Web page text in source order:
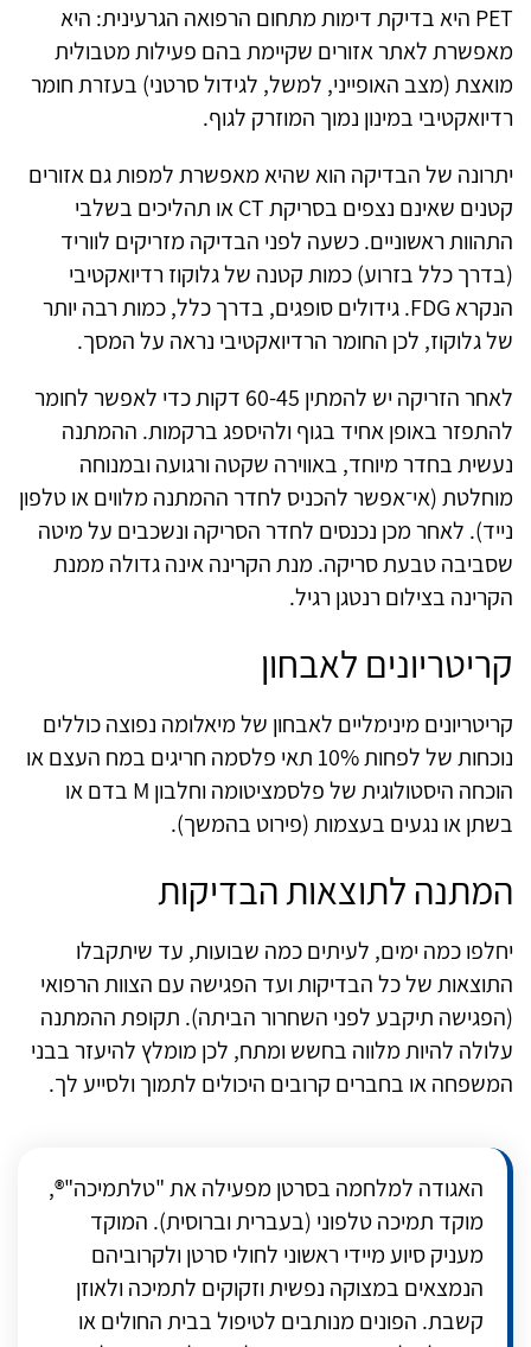
PET היא בדיקת דימות מתחום הרפואה הגרעינית: היא
מאפשרת לאתר אזורים שקיימת בהם פעילות מטבולית
מואצת (מצב האופייני, למשל, לגידול סרטני) בעזרת חומר
רדיואקטיבי במינון נמוך המוזרק לגוף.
יתרונה של הבדיקה הוא שהיא מאפשרת למפות גם אזורים
קטנים שאינם נצפים בסריקת CT או תהליכים בשלבי
התהוות ראשוניים. כשעה לפני הבדיקה מזריקים לווריד
(בדרך כלל בזרוע) כמות קטנה של גלוקוז רדיואקטיבי
הנקרא FDG. גידולים סופגים, בדרך כלל, כמות רבה יותר
של גלוקוז, לכן החומר הרדיואקטיבי נראה על המסך.
לאחר הזריקה יש להמתין 60-45 דקות כדי לאפשר לחומר
להתפזר באופן אחיד בגוף ולהיספג ברקמות. ההמתנה
נעשית בחדר מיוחד, באווירה שקטה ורגועה ובמנוחה
מוחלטת (אי־אפשר להכניס לחדר ההמתנה מלווים או טלפון
נייד). לאחר מכן נכנסים לחדר הסריקה ונשכבים על מיטה
שסביבה טבעת סריקה. מנת הקרינה אינה גדולה ממנת
הקרינה בצילום רנטגן רגיל.
קריטריונים לאבחון
קריטריונים מינימליים לאבחון של מיאלומה נפוצה כוללים
נוכחות של לפחות 10% תאי פלסמה חריגים במח העצם או
הוכחה היסטולוגית של פלסמציטומה וחלבון M בדם או
בשתן או נגעים בעצמות (פירוט בהמשך).
המתנה לתוצאות הבדיקות
יחלפו כמה ימים, לעיתים כמה שבועות, עד שיתקבלו
התוצאות של כל הבדיקות ועד הפגישה עם הצוות הרפואי
(הפגישה תיקבע לפני השחרור הביתה). תקופת ההמתנה
עלולה להיות מלווה בחשש ומתח, לכן מומלץ להיעזר בבני
המשפחה או בחברים קרובים היכולים לתמוך ולסייע לך.
האגודה למלחמה בסרטן מפעילה את "טלתמיכה"®,
מוקד תמיכה טלפוני (בעברית וברוסית). המוקד
מעניק סיוע מיידי ראשוני לחולי סרטן ולקרוביהם
הנמצאים במצוקה נפשית וזקוקים לתמיכה ולאוזן
קשבת. הפונים מנותבים לטיפול בבית החולים או